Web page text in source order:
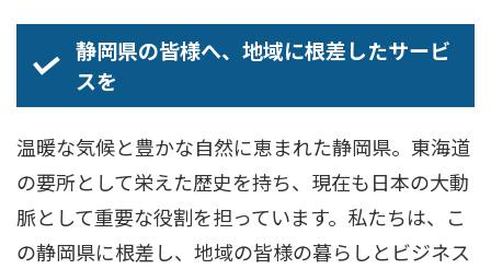
静岡県の皆様へ、地域に根差したサービ
スを
温暖な気候と豊かな自然に恵まれた静岡県。東海道
の要所として栄えた歴史を持ち、現在も日本の大動
脈として重要な役割を担っています。私たちは、こ
の静岡県に根差し、地域の皆様の暮らしとビジネス